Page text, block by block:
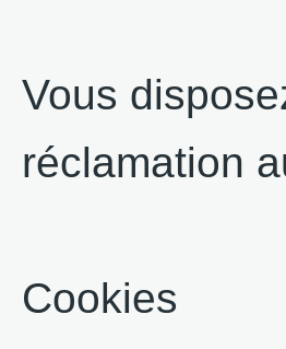
Vous
réclamation
Cookies